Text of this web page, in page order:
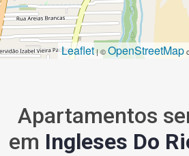
Leaflet| ©OpenStreetMap
Apartamentos
em Ingleses Do